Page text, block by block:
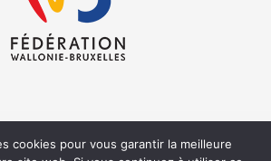
- Hébergement webAnagramme
cookies pour vous garantir la meilleure